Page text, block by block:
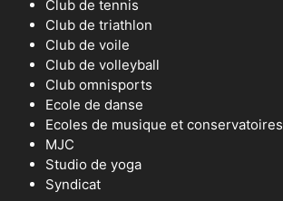
Club de tennis
Club de triathlon
Club de voile
Club de volleyball
Club omnisports
Ecole de danse
Ecoles de musique et conservatoires
MJC
Studio de yoga
Syndicat